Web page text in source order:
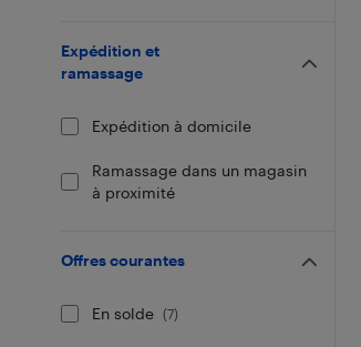
Expédition et
ramassage
Expédition à domicile
Ramassage dans un magasin
à proximité
Offres courantes
En solde (7)